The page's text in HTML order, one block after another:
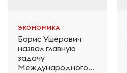
ЭКОНОМИКА
Борис Ушерович
назвал главную
задачу
Международного